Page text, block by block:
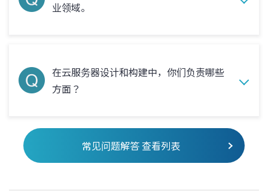
业领域。
在云服务器设计和构建中，你们负责哪些
方面？
常见问题解答 查看列表